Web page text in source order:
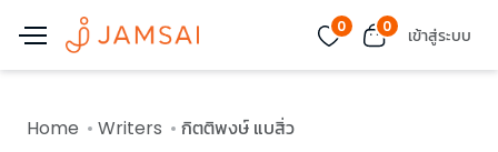
0 0 เข้าสู่ระบบ
Home Writers กิตติพงษ์ แบสิ่ว